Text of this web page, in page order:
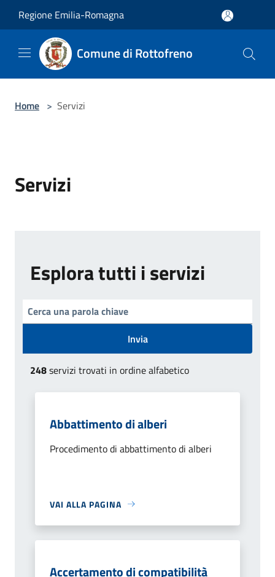
Regione Emilia-Romagna
Comune di Rottofreno
Home > Servizi
Servizi
Esplora tutti i servizi
Invia
248servizi trovati in ordine alfabetico
Abbattimento di alberi
Procedimento di abbattimento di alberi
VAI ALLA PAGINA
Accertamento di compatibilità